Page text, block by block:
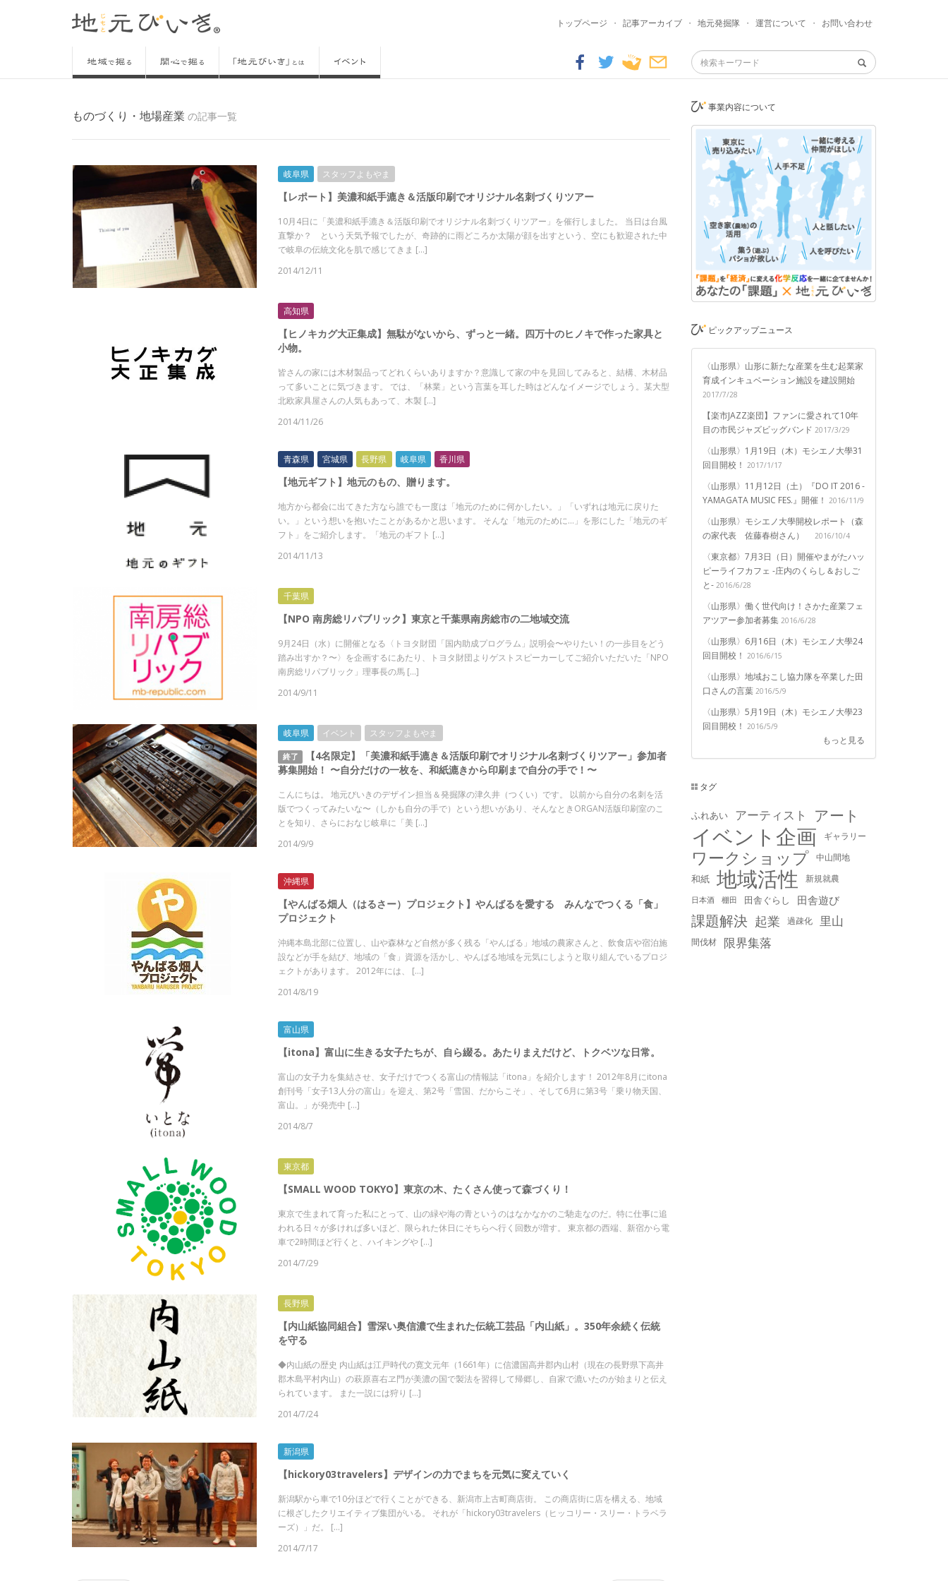
トップページ ・ 記事アーカイブ ・ 地元発掘隊 ・ 運営について ・ お問い合わせ
ものづくり・地場産業 の記事一覧
岐阜県 スタッフよもやま
【レポート】美濃和紙手漉き＆活版印刷でオリジナル名刺づくりツアー
10月4日に「美濃和紙手漉き＆活版印刷でオリジナル名刺づくりツアー」を催行しました。 当日は台風
直撃か？ という天気予報でしたが、奇跡的に雨どころか太陽が顔を出すという、空にも歓迎された中
で岐阜の伝統文化を肌で感じてきま […]
2014/12/11
高知県
【ヒノキカグ大正集成】無駄がないから、ずっと一緒。四万十のヒノキで作った家具と
小物。
皆さんの家には木材製品ってどれくらいありますか？意識して家の中を見回してみると、結構、木材品
って多いことに気づきます。 では、「林業」という言葉を耳した時はどんなイメージでしょう。某大型
北欧家具屋さんの人気もあって、木製 […]
2014/11/26
青森県 宮城県 長野県 岐阜県 香川県
【地元ギフト】地元のもの、贈ります。
地方から都会に出てきた方なら誰でも一度は「地元のために何かしたい。」「いずれは地元に戻りた
い。」という想いを抱いたことがあるかと思います。 そんな「地元のために…」を形にした「地元のギ
フト」をご紹介します。「地元のギフト […]
2014/11/13
千葉県
【NPO 南房総リパブリック】東京と千葉県南房総市の二地域交流
9月24日（水）に開催となる〈トヨタ財団「国内助成プログラム」説明会〜やりたい！の一歩目をどう
踏み出すか？〜〉を企画するにあたり、トヨタ財団よりゲストスピーカーしてご紹介いただいた「NPO
南房総リパブリック」理事長の馬 […]
2014/9/11
岐阜県 イベント スタッフよもやま
終了
【4名限定】「美濃和紙手漉き＆活版印刷でオリジナル名刺づくりツアー」参加者
募集開始！ 〜自分だけの一枚を、和紙漉きから印刷まで自分の手で！〜
こんにちは。 地元びいきのデザイン担当＆発掘隊の津久井（つくい）です。 以前から自分の名刺を活
版でつくってみたいな〜（しかも自分の手で）という想いがあり、そんなときORGAN活版印刷室のこ
とを知り、さらにおなじ岐阜に「美 […]
2014/9/9
沖縄県
【やんばる畑人（はるさー）プロジェクト】やんばるを愛する みんなでつくる「食」
プロジェクト
沖縄本島北部に位置し、山や森林など自然が多く残る「やんばる」地域の農家さんと、飲食店や宿泊施
設などが手を結び、地域の「食」資源を活かし、やんばる地域を元気にしようと取り組んでいるプロジ
ェクトがあります。 2012年には、 […]
2014/8/19
富山県
【itona】富山に生きる女子たちが、自ら綴る。あたりまえだけど、トクベツな日常。
富山の女子力を集結させ、女子だけでつくる富山の情報誌「itona」を紹介します！ 2012年8月にitona
創刊号「女子13人分の富山」を迎え、第2号「雪国、だからこそ」、そして6月に第3号「乗り物天国、
富山。」が発売中 […]
2014/8/7
東京都
【SMALL WOOD TOKYO】東京の木、たくさん使って森づくり！
東京で生まれて育った私にとって、山の緑や海の青というのはなかなかのご馳走なのだ。特に仕事に追
われる日々が多ければ多いほど、限られた休日にそちらへ行く回数が増す。 東京都の西端、新宿から電
車で2時間ほど行くと、ハイキングや […]
2014/7/29
長野県
【内山紙協同組合】雪深い奥信濃で生まれた伝統工芸品「内山紙」。350年余続く伝統
を守る
◆内山紙の歴史 内山紙は江戸時代の寛文元年（1661年）に信濃国高井郡内山村（現在の長野県下高井
郡木島平村内山）の萩原喜右ヱ門が美濃の国で製法を習得して帰郷し、自家で漉いたのが始まりと伝え
られています。 また一説には狩り […]
2014/7/24
新潟県
【hickory03travelers】デザインの力でまちを元気に変えていく
新潟駅から車で10分ほどで行くことができる、新潟市上古町商店街。 この商店街に店を構える、地域
に根ざしたクリエイティブ集団がいる。 それが「hickory03travelers（ヒッコリー・スリー・トラベラ
ーズ）」だ。 […]
2014/7/17
事業内容について
ピックアップニュース
〈山形県〉山形に新たな産業を生む起業家
育成インキュベーション施設を建設開始
2017/7/28
【楽市JAZZ楽団】ファンに愛されて10年
目の市民ジャズビッグバンド 2017/3/29
〈山形県〉1月19日（木）モシエノ大學31
回目開校！ 2017/1/17
〈山形県〉11月12日（土）『DO IT 2016 -
YAMAGATA MUSIC FES.』開催！ 2016/11/9
〈山形県〉モシエノ大學開校レポート（森
の家代表 佐藤春樹さん）
2016/10/4
〈東京都〉7月3日（日）開催やまがたハッ
ピーライフカフェ -庄内のくらし＆おしご
と- 2016/6/28
〈山形県〉働く世代向け！さかた産業フェ
アツアー参加者募集 2016/6/28
〈山形県〉6月16日（木）モシエノ大學24
回目開校！ 2016/6/15
〈山形県〉地域おこし協力隊を卒業した田
口さんの言葉 2016/5/9
〈山形県〉5月19日（木）モシエノ大學23
回目開校！ 2016/5/9
もっと見る
タグ
ふれあい アーティスト アート
イベント企画 ギャラリー
ワークショップ 中山間地
和紙 地域活性 新規就農
日本酒 棚田 田舎ぐらし 田舎遊び
課題解決 起業 過疎化 里山
間伐材 限界集落